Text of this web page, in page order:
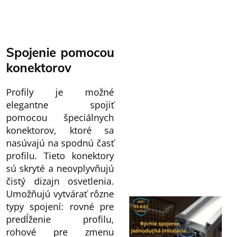
Spojenie pomocou
konektorov
Profily je možné
elegantne spojiť
pomocou špeciálnych
konektorov, ktoré sa
nasúvajú na spodnú časť
profilu. Tieto konektory
sú skryté a neovplyvňujú
čistý dizajn osvetlenia.
Umožňujú vytvárať rôzne
typy spojení: rovné pre
predĺženie profilu,
rohové pre zmenu